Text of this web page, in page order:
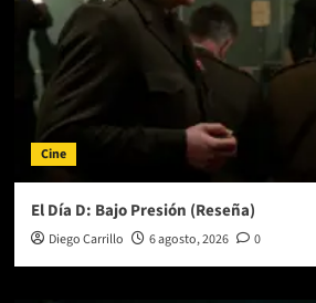
Cine
El Día D: Bajo Presión (Reseña)
Diego Carrillo 6 agosto, 2026 0